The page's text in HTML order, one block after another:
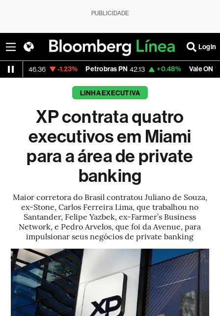
PUBLICIDADE
Login
-1.23% Petrobras PN 42.13 +0.48% Vale ON 75.39 -
LINHA EXECUTIVA
XP contrata quatro
executivos em Miami
para a área de private
banking
Maior corretora do Brasil contratou Juliano de Souza,
ex-Stone, Carlos Ferreira Lima, que trabalhou no
Santander, Felipe Yazbek, ex-Farmer’s Business
Network, e Pedro Arvelos, que foi da Avenue, para
impulsionar seus negócios de private banking